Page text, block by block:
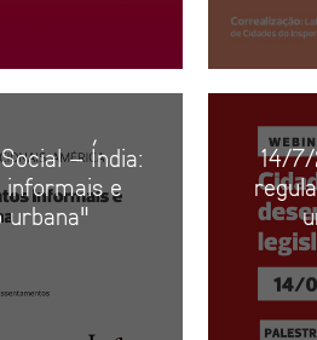
– Índia:
informais e
urbana"
14/7/